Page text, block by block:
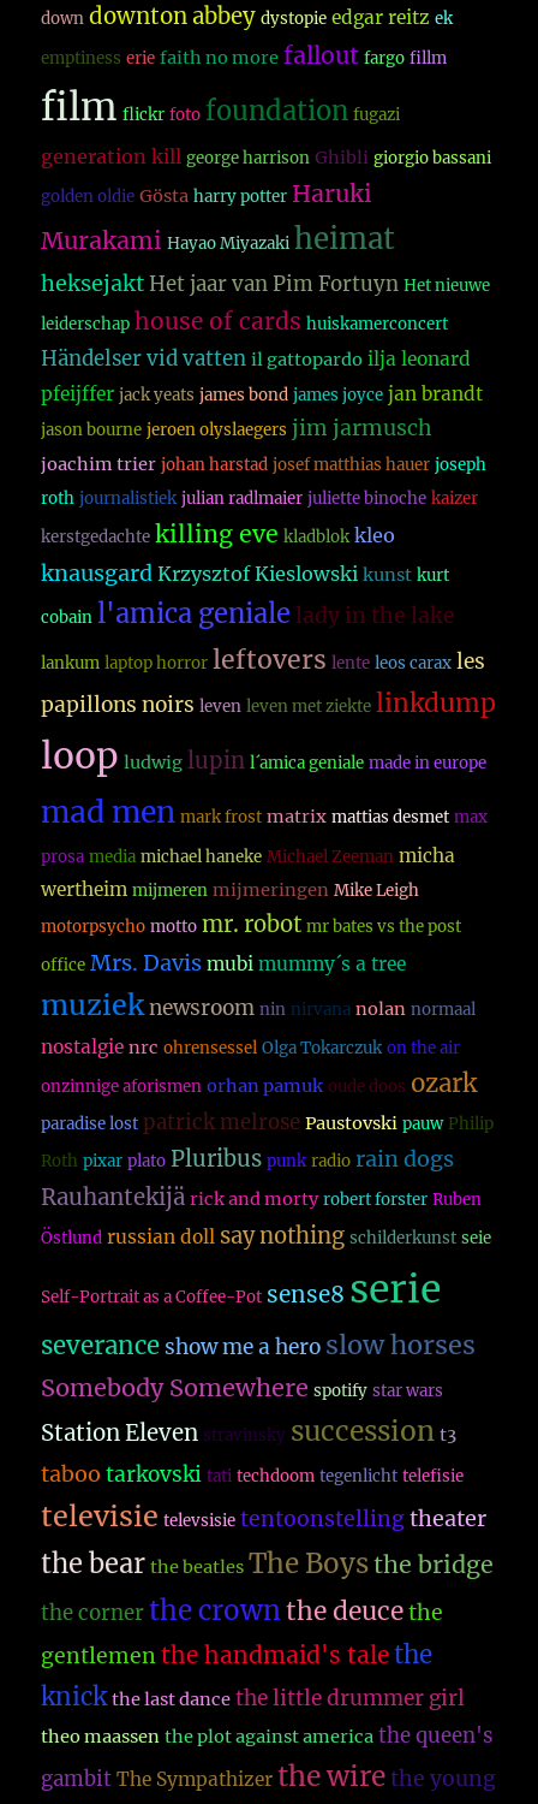
down downton abbey dystopie edgar reitz ek
emptiness erie faith no more fallout fargo fillm
film flickr foto foundation fugazi
generation kill george harrison Ghibli giorgio bassani
golden oldie Gösta harry potter Haruki
Murakami Hayao Miyazaki heimat
heksejakt Het jaar van Pim Fortuyn Het nieuwe
leiderschap house of cards huiskamerconcert
Händelser vid vatten il gattopardo ilja leonard
pfeijffer jack yeats james bond james joyce jan brandt
jason bourne jeroen olyslaegers jim jarmusch
joachim trier johan harstad josef matthias hauer joseph
roth journalistiek julian radlmaier juliette binoche kaizer
kerstgedachte killing eve kladblok kleo
knausgard Krzysztof Kieslowski kunst kurt
cobain l'amica geniale lady in the lake
lankum laptop horror leftovers lente leos carax les
papillons noirs leven leven met ziekte linkdump
loop ludwig lupin l´amica geniale made in europe
mad men mark frost matrix mattias desmet max
prosa media michael haneke Michael Zeeman micha
wertheim mijmeren mijmeringen Mike Leigh
motorpsycho motto mr. robot mr bates vs the post
office Mrs. Davis mubi mummy´s a tree
muzieknewsroom nin nirvana nolan normaal
nostalgie nrc ohrensessel Olga Tokarczuk on the air
onzinnige aforismen orhan pamuk oude doos ozark
paradise lost patrick melrose Paustovski pauw Philip
Roth pixar plato Pluribus punk radio rain dogs
Rauhantekijä rick and morty robert forster Ruben
Östlund russian doll say nothing schilderkunst seie
Self-Portrait as a Coffee-Pot sense8 serie
severance show me a hero slow horses
Somebody Somewhere spotify star wars
Station Eleven stravinsky succession t3
taboo tarkovski tati techdoom tegenlicht telefisie
televisie televsisie tentoonstelling theater
the bear the beatles The Boysthe bridge
the corner the crownthe deuce the
gentlemen the handmaid's talethe
knick the last dance the little drummer girl
theo maassen the plot against america the queen's
gambit The Sympathizer the wire the young